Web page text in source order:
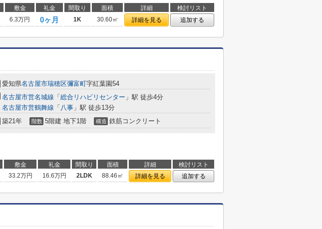
敷金 礼金 間取り 面積 詳細
検討リスト
6.3万円 0ヶ月 1K 30.60㎡ 詳細を見る 追加する
愛知県名古屋市瑞穂区彌富町字紅葉園54
名古屋市営名城線 「 総合リハビリセンター 」駅 徒歩4分
名古屋市営鶴舞線 「 八事 」駅 徒歩13分
築21年 階数 5階建 地下1階 構造 鉄筋コンクリート
敷金 礼金 間取り 面積 詳細
検討リスト
33.2万円 16.6万円 2LDK 88.46㎡ 詳細を見る 追加する